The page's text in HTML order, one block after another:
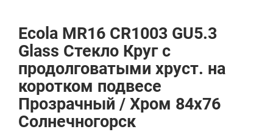
Ecola MR16 CR1003 GU5.3
Glass Стекло Круг с
продолговатыми хруст. на
коротком подвесе
Прозрачный / Хром 84x76
Солнечногорск